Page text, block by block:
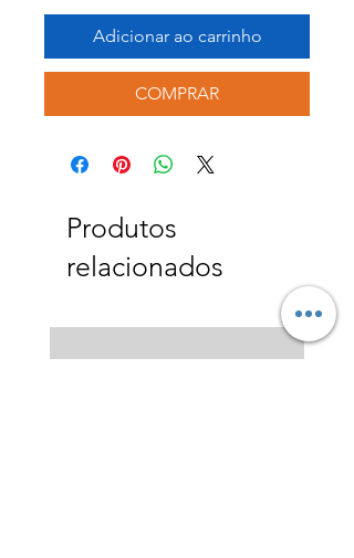
Adicionar ao carrinho
COMPRAR
Produtos
relacionados